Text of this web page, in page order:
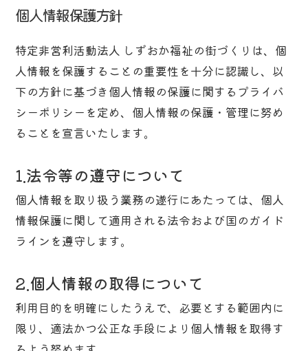
個人情報保護方針
特定非営利活動法人 しずおか福祉の街づくりは、個
人情報を保護することの重要性を十分に認識し、以
下の方針に基づき個人情報の保護に関するプライバ
シーポリシーを定め、個人情報の保護・管理に努め
ることを宣言いたします。
1.法令等の遵守について
個人情報を取り扱う業務の遂行にあたっては、個人
情報保護に関して適用される法令および国のガイド
ラインを遵守します。
2.個人情報の取得について
利用目的を明確にしたうえで、必要とする範囲内に
限り、適法かつ公正な手段により個人情報を取得す